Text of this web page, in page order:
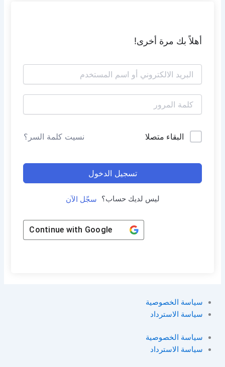
أهلاً بك مرة أخرى!
البقاء متصلا نسيت كلمة السر؟
تسجيل الدخول
ليس لديك حساب؟ سجّل الآن
Continue with Google
سياسة الخصوصية
سياسة الاسترداد
سياسة الخصوصية
سياسة الاسترداد